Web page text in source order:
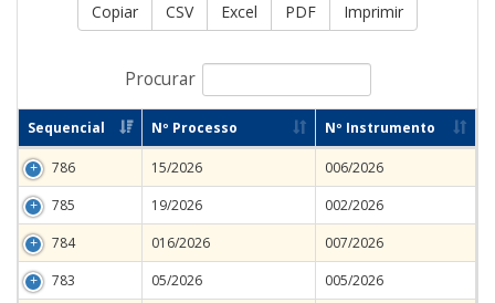
Copiar CSV Excel PDF Imprimir
Procurar
Sequencial Nº Processo Nº Instrumento
786 15/2026
006/2026
785
19/2026
002/2026
784
016/2026
007/2026
783
05/2026
005/2026